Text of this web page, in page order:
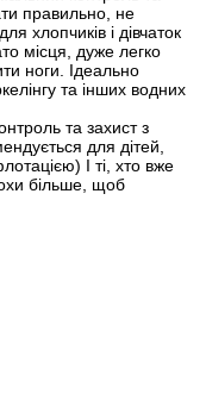
правильно, не
хлопчиків і дівчаток
місця, дуже легко
ноги. Ідеально
та інших водних
та захист з
для дітей,
І ті, хто вже
більше, щоб